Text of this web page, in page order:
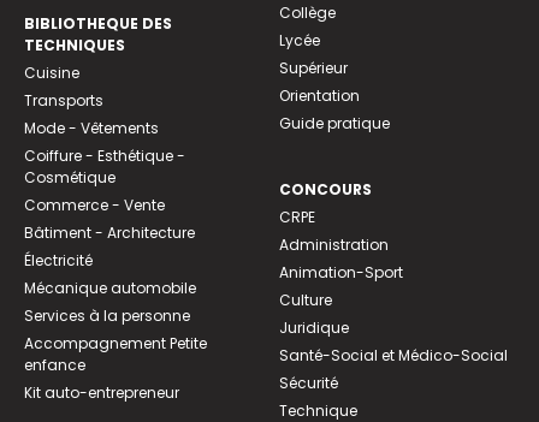
BIBLIOTHEQUE DES
TECHNIQUES
Cuisine
Transports
Mode - Vêtements
Coiffure - Esthétique -
Cosmétique
Commerce - Vente
Bâtiment - Architecture
Électricité
Mécanique automobile
Services à la personne
Accompagnement Petite
enfance
Kit auto-entrepreneur
Collège
Lycée
Supérieur
Orientation
Guide pratique
CONCOURS
CRPE
Administration
Animation-Sport
Culture
Juridique
Santé-Social et Médico-Social
Sécurité
Technique